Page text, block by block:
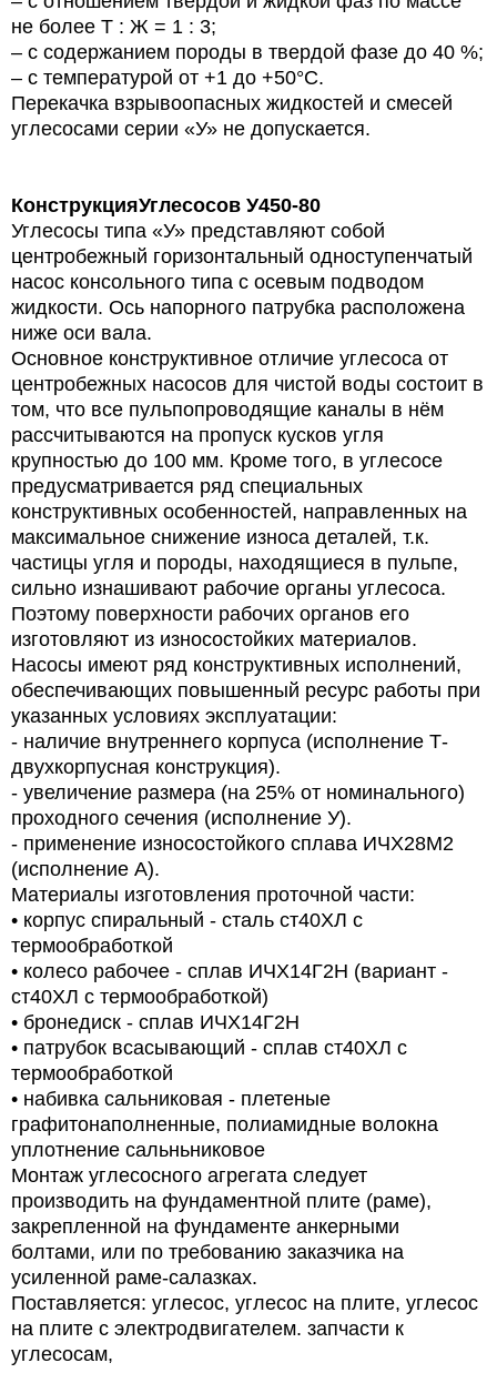
не более Т : Ж = 1 : 3;
– с содержанием породы в твердой фазе до 40 %;
– с температурой от +1 до +50°С.
Перекачка взрывоопасных жидкостей и смесей
углесосами серии «У» не допускается.
КонструкцияУглесосов У450-80
Углесосы типа «У» представляют собой
центробежный горизонтальный одноступенчатый
насос консольного типа с осевым подводом
жидкости. Ось напорного патрубка расположена
ниже оси вала.
Основное конструктивное отличие углесоса от
центробежных насосов для чистой воды состоит в
том, что все пульпопроводящие каналы в нём
рассчитываются на пропуск кусков угля
крупностью до 100 мм. Кроме того, в углесосе
предусматривается ряд специальных
конструктивных особенностей, направленных на
максимальное снижение износа деталей, т.к.
частицы угля и породы, находящиеся в пульпе,
сильно изнашивают рабочие органы углесоса.
Поэтому поверхности рабочих органов его
изготовляют из износостойких материалов.
Насосы имеют ряд конструктивных исполнений,
обеспечивающих повышенный ресурс работы при
указанных условиях эксплуатации:
- наличие внутреннего корпуса (исполнение Т-
двухкорпусная конструкция).
- увеличение размера (на 25% от номинального)
проходного сечения (исполнение У).
- применение износостойкого сплава ИЧХ28М2
(исполнение А).
Материалы изготовления проточной части:
• корпус спиральный - сталь ст40ХЛ с
термообработкой
• колесо рабочее - сплав ИЧХ14Г2Н (вариант -
ст40ХЛ с термообработкой)
• бронедиск - сплав ИЧХ14Г2Н
• патрубок всасывающий - сплав ст40ХЛ с
термообработкой
• набивка сальниковая - плетеные
графитонаполненные, полиамидные волокна
уплотнение сальньниковое
Монтаж углесосного агрегата следует
производить на фундаментной плите (раме),
закрепленной на фундаменте анкерными
болтами, или по требованию заказчика на
усиленной раме-салазках.
Поставляется: углесос, углесос на плите, углесос
на плите с электродвигателем. запчасти к
углесосам,